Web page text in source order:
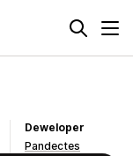
Deweloper
Pandectes